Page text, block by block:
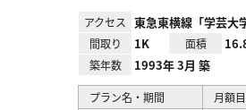
アクセス 東急東横線「学芸大
間取り 1K 面積
築年数 1993年 3月 築
プラン名・期間
月額